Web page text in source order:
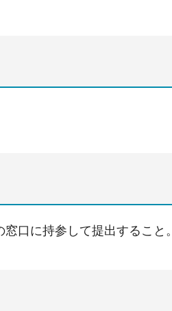
口に持参して提出すること。